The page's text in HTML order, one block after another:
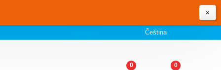
×
Čeština
0 0